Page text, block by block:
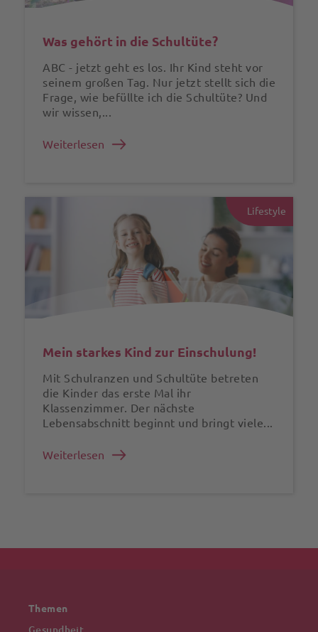
Was gehört in die Schultüte?
ABC - jetzt geht es los. Ihr Kind steht vor
seinem großen Tag. Nur jetzt stellt sich die
Frage, wie befüllte ich die Schultüte? Und
wir wissen,...
Weiterlesen
Lifestyle
Mein starkes Kind zur Einschulung!
Mit Schulranzen und Schultüte betreten
die Kinder das erste Mal ihr
Klassenzimmer. Der nächste
Lebensabschnitt beginnt und bringt viele...
Weiterlesen
Themen
Gesundheit